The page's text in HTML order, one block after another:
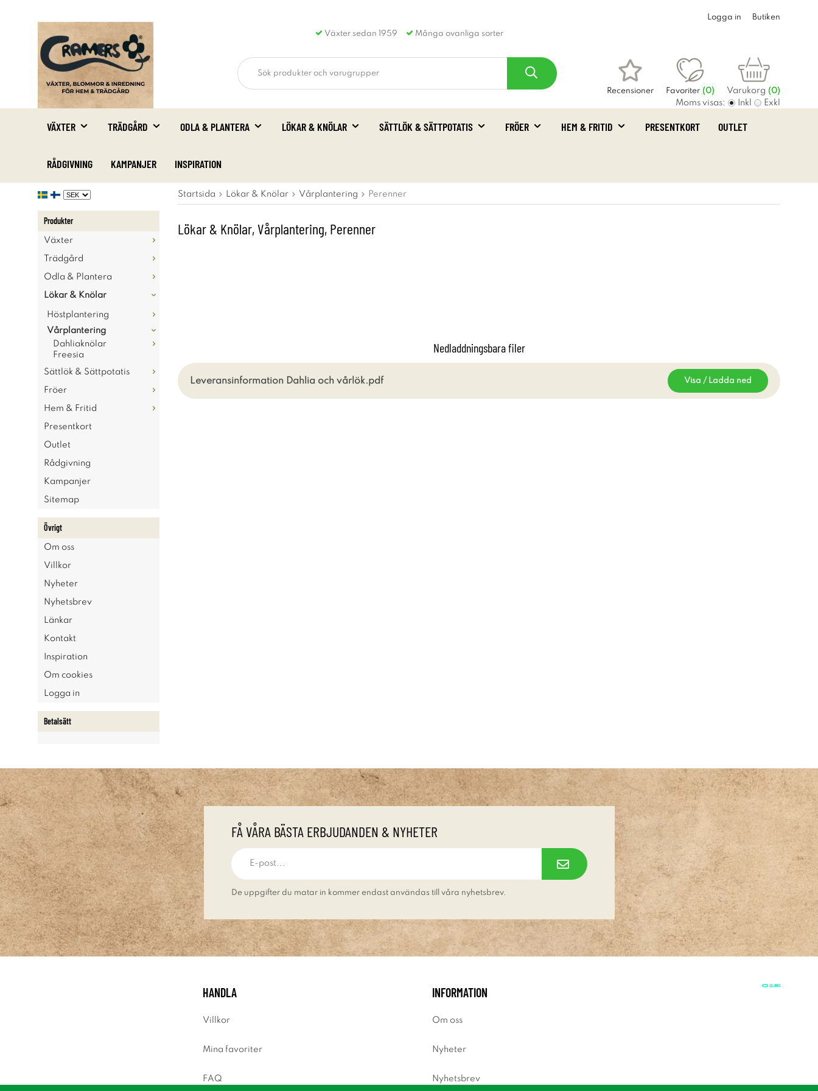
Växter sedan 1959 Många ovanliga sorter
Logga in Butiken
Recensioner Favoriter (0) Varukorg (0)
Moms visas: Inkl Exkl
VÄXTER TRÄDGÅRD ODLA & PLANTERA LÖKAR & KNÖLAR SÄTTLÖK & SÄTTPOTATIS FRÖER HEM & FRITID PRESENTKORT OUTLET
RÅDGIVNING KAMPANJER INSPIRATION
Produkter
Växter
Trädgård
Odla & Plantera
Lökar & Knölar
Höstplantering
Vårplantering
Dahliaknölar
Freesia
Sättlök & Sättpotatis
Fröer
Hem & Fritid
Presentkort
Outlet
Rådgivning
Kampanjer
Sitemap
Övrigt
Om oss
Villkor
Nyheter
Nyhetsbrev
Länkar
Kontakt
Inspiration
Om cookies
Logga in
Betalsätt
Startsida Lökar & Knölar Vårplantering Perenner
Lökar & Knölar, Vårplantering, Perenner
Nedladdningsbara filer
Leveransinformation Dahlia och vårlök.pdf Visa / Ladda ned
FÅ VÅRA BÄSTA ERBJUDANDEN & NYHETER
De uppgifter du matar in kommer endast användas till våra nyhetsbrev.
HANDLA
Villkor
Mina favoriter
FAQ
INFORMATION
Om oss
Nyheter
Nyhetsbrev